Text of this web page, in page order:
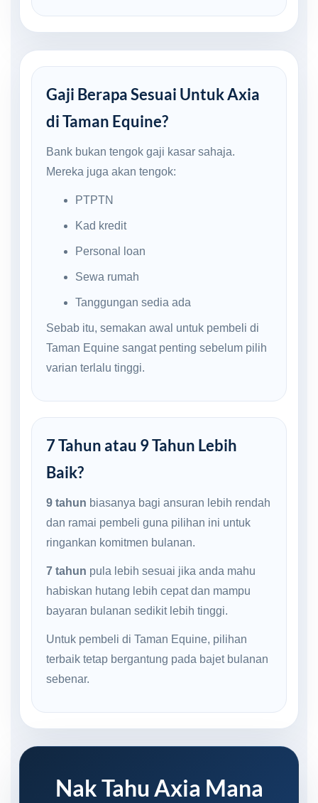
Gaji Berapa Sesuai Untuk Axia
di Taman Equine?
Bank bukan tengok gaji kasar sahaja.
Mereka juga akan tengok:
PTPTN
Kad kredit
Personal loan
Sewa rumah
Tanggungan sedia ada
Sebab itu, semakan awal untuk pembeli di
Taman Equine sangat penting sebelum pilih
varian terlalu tinggi.
7 Tahun atau 9 Tahun Lebih
Baik?
9 tahun biasanya bagi ansuran lebih rendah
dan ramai pembeli guna pilihan ini untuk
ringankan komitmen bulanan.
7 tahun pula lebih sesuai jika anda mahu
habiskan hutang lebih cepat dan mampu
bayaran bulanan sedikit lebih tinggi.
Untuk pembeli di Taman Equine, pilihan
terbaik tetap bergantung pada bajet bulanan
sebenar.
Nak Tahu Axia Mana